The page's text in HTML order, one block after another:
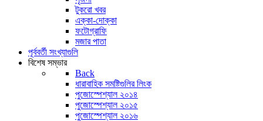
টুকরো খবর
এক্কা-দোক্কা
ফটোগ্রাফি
মজার পাতা
পূর্ববর্তী সংখ্যাগুলি
বিশেষ সম্ভার
Back
ধারাবাহিক সমষ্টিগুলির লিংক
পুজোস্পেশ্যাল ২০১৪
পুজোস্পেশ্যাল ২০১৫
পুজোস্পেশ্যাল ২০১৬